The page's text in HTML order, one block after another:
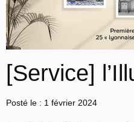
[Service]
Posté le : 1 février 2024